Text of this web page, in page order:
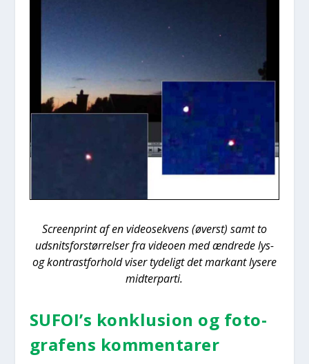
Scre­en­print af en video­se­kvens (øverst) samt to
udsnits­for­stør­rel­ser fra video­en med ændre­de lys-
og kon­trast­for­hold viser tyde­ligt det mar­kant lyse­re
mid­ter­par­ti.
SUFOI’s kon­klu­sion og foto­
gra­fens kom­men­ta­rer